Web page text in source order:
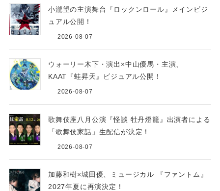
小瀧望の主演舞台『ロックンロール』メインビジ
ュアル公開！
2026-08-07
ウォーリー木下・演出×中山優馬・主演、
KAAT『蛙昇天』ビジュアル公開！
2026-08-07
歌舞伎座八月公演『怪談 牡丹燈籠』出演者による
「歌舞伎家話」生配信が決定！
2026-08-07
加藤和樹×城田優、ミュージカル 『ファントム』
2027年夏に再演決定！